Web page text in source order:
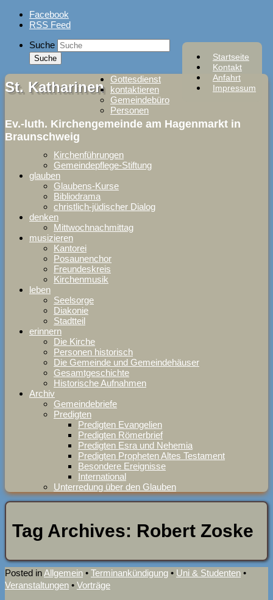
Skip
Facebook
RSS Feed
Startseite
Kontakt
Anfahrt
Impressum
Suche
St. Katharinen
Ev.-luth. Kirchengemeinde am Hagenmarkt in
Braunschweig
Gottesdienst
kontaktieren
Gemeindebüro
Personen
Kirchenführungen
Gemeindepflege-Stiftung
glauben
Glaubens-Kurse
Bibliodrama
christlich-jüdischer Dialog
denken
Mittwochnachmittag
musizieren
Kantorei
Posaunenchor
Freundeskreis
Kirchenmusik
leben
Seelsorge
Diakonie
Stadtteil
erinnern
Die Kirche
Personen historisch
Die Gemeinde und Gemeindehäuser
Gesamtgeschichte
Historische Aufnahmen
Archiv
Gemeindebriefe
Predigten
Predigten Evangelien
Predigten Römerbrief
Predigten Esra und Nehemia
Predigten Propheten Altes Testament
Besondere Ereignisse
International
Unterredung über den Glauben
Tag Archives: Robert Zoske
Posted inAllgemein • Terminankündigung • Uni & Studenten •
Veranstaltungen • Vorträge